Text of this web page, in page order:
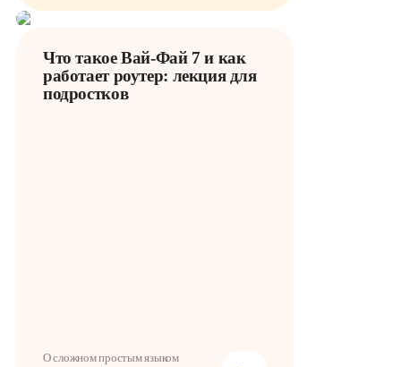
Что такое Вай-Фай 7 и как
работает роутер: лекция для
подростков
О сложном простым языком